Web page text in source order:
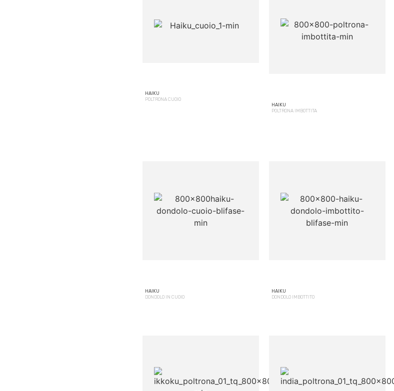
HAIKU
POLTRONA CUOIO
HAIKU
POLTRONA IMBOTTITA
HAIKU
DONDOLO IN CUOIO
HAIKU
DONDOLO IMBOTTITO